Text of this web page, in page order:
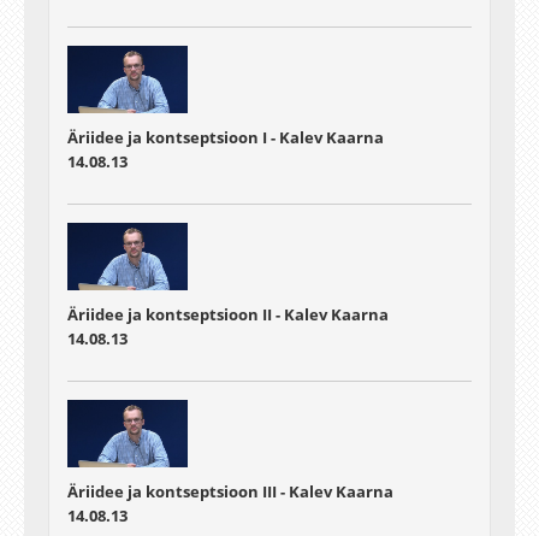
Äriidee ja kontseptsioon I - Kalev Kaarna
14.08.13
Äriidee ja kontseptsioon II - Kalev Kaarna
14.08.13
Äriidee ja kontseptsioon III - Kalev Kaarna
14.08.13